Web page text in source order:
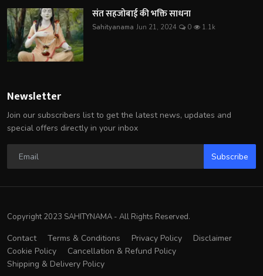
संत सहजोबाई की भक्ति साधना
Sahityanama Jun 21, 2024 0 1.1k
Newsletter
Join our subscribers list to get the latest news, updates and
special offers directly in your inbox
Subscribe
Copyright 2023 SAHITYNAMA - All Rights Reserved.
Contact Terms & Conditions Privacy Policy
Disclaimer
Cookie Policy
Cancellation & Refund Policy
Shipping & Delivery Policy